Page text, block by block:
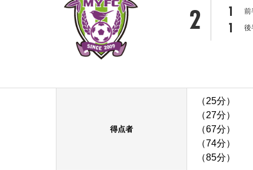
2 1 前
1
後
得点者
（25分）
（27分）
（67分）
（74分）
（85分）